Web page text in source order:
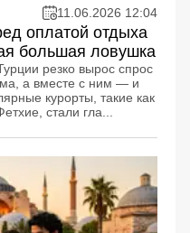
11.06.2026 12:04
оплатой отдыха
большая ловушка
резко вырос спрос
а вместе с ним — и
курорты, такие как
стали гла...